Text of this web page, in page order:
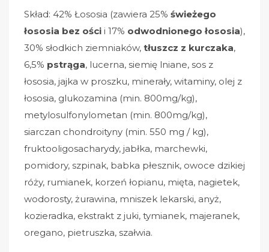
Skład: 42% Łososia (zawiera 25% świeżego
łososia bez ości i 17% odwodnionego łososia),
30% słodkich ziemniaków, tłuszcz z kurczaka,
6,5% pstrąga, lucerna, siemię lniane, sos z
łososia, jajka w proszku, minerały, witaminy, olej z
łososia, glukozamina (min. 800mg/kg),
metylosulfonylometan (min. 800mg/kg),
siarczan chondroityny (min. 550 mg / kg),
fruktooligosacharydy, jabłka, marchewki,
pomidory, szpinak, babka płesznik, owoce dzikiej
róży, rumianek, korzeń łopianu, mięta, nagietek,
wodorosty, żurawina, mniszek lekarski, anyż,
kozieradka, ekstrakt z juki, tymianek, majeranek,
oregano, pietruszka, szałwia.